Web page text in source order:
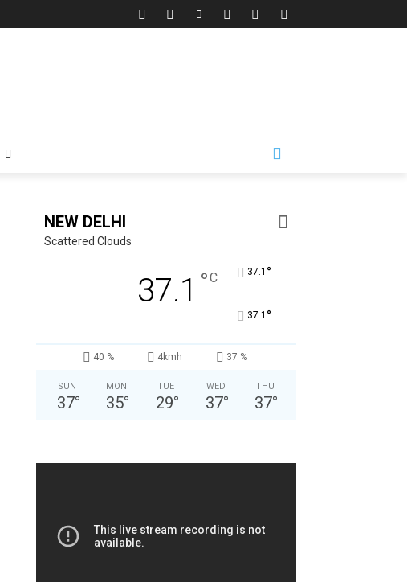
NEW DELHI
Scattered Clouds
37.1 °C 37.1 °
37.1 °
40 % 4kmh 37 %
SUN
37°
MON
35°
TUE
29°
WED
37°
THU
37°